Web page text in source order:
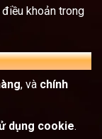
khoản trong
, và chính
dụng cookie.